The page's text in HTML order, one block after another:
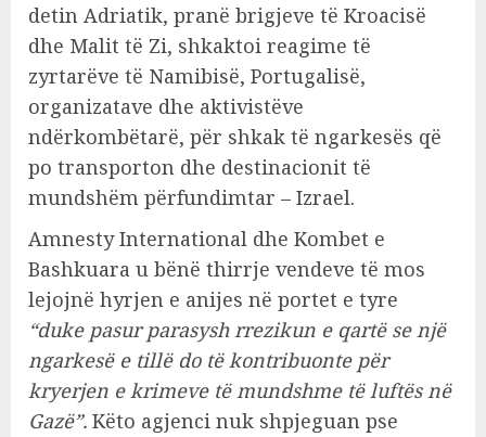
detin Adriatik, pranë brigjeve të Kroacisë
dhe Malit të Zi, shkaktoi reagime të
zyrtarëve të Namibisë, Portugalisë,
organizatave dhe aktivistëve
ndërkombëtarë, për shkak të ngarkesës që
po transporton dhe destinacionit të
mundshëm përfundimtar – Izrael.
Amnesty International dhe Kombet e
Bashkuara u bënë thirrje vendeve të mos
lejojnë hyrjen e anijes në portet e tyre
“duke pasur parasysh rrezikun e qartë se një
ngarkesë e tillë do të kontribuonte për
kryerjen e krimeve të mundshme të luftës në
Gazë”. Këto agjenci nuk shpjeguan pse